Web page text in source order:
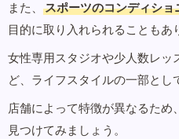
また、
スポーツのコンディショ
目的に取り入れられることもあ
女性専用スタジオや少人数レッ
ど、ライフスタイルの一部とし
店舗によって特徴が異なるた
見つけてみましょう。